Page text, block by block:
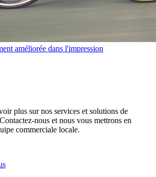
améliorée dans l'impression
plus sur nos services et solutions de
nous et nous vous mettrons en
commerciale locale.